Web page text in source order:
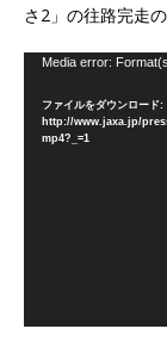
さ2」の往路完走の
Media error:
ファイルをダウンロード:
http://www.jaxa.jp/
mp4?_=1